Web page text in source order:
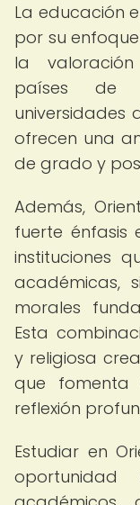
La educación
por su
la
países de
universidades
ofrecen una
de grado y
Además,
fuerte énfasis
instituciones
académicas,
morales
Esta
y religiosa
que
reflexión
Estudiar en
oportunidad